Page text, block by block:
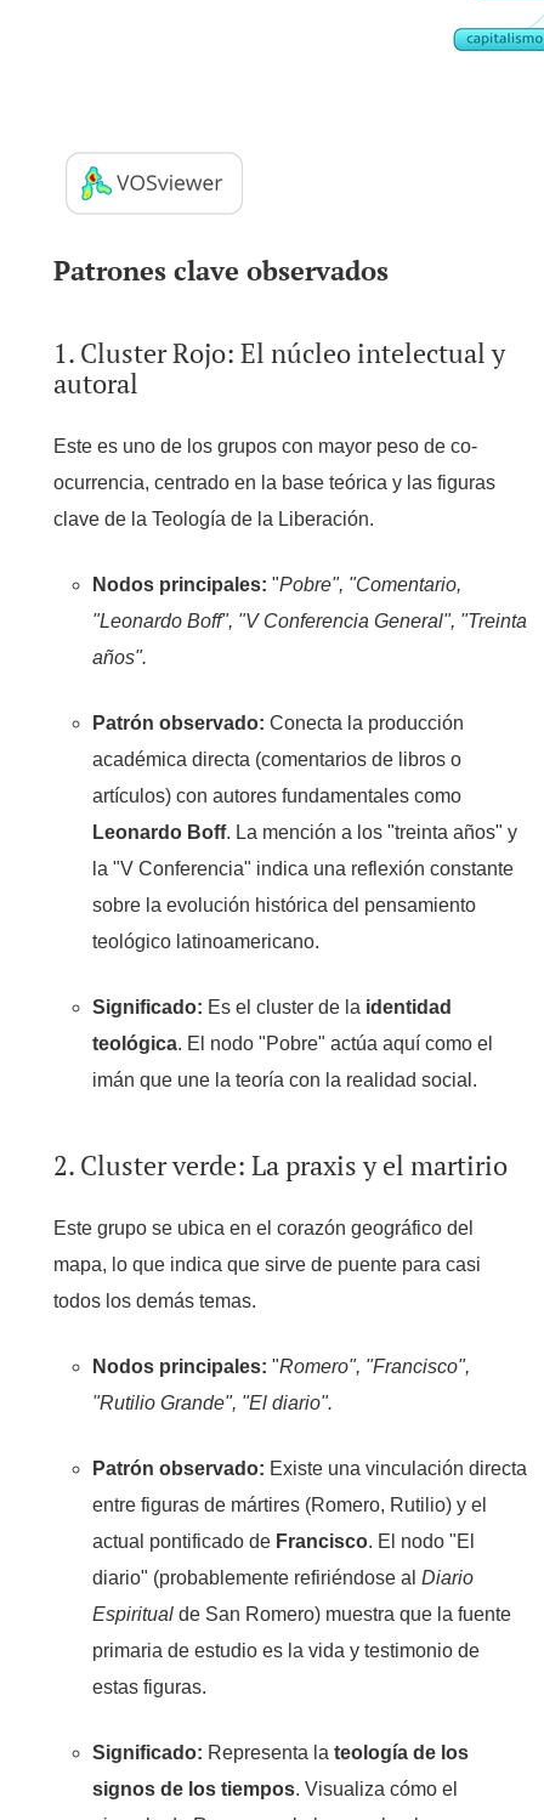
Patrones clave observados
1. Cluster Rojo: El núcleo intelectual y
autoral
Este es uno de los grupos con mayor peso de co-
ocurrencia, centrado en la base teórica y las figuras
clave de la Teología de la Liberación.
Nodos principales: "Pobre", "Comentario,
"Leonardo Boff", "V Conferencia General", "Treinta
años".
Patrón observado: Conecta la producción
académica directa (comentarios de libros o
artículos) con autores fundamentales como
Leonardo Boff. La mención a los "treinta años" y
la "V Conferencia" indica una reflexión constante
sobre la evolución histórica del pensamiento
teológico latinoamericano.
Significado: Es el cluster de la identidad
teológica. El nodo "Pobre" actúa aquí como el
imán que une la teoría con la realidad social.
2. Cluster verde: La praxis y el martirio
Este grupo se ubica en el corazón geográfico del
mapa, lo que indica que sirve de puente para casi
todos los demás temas.
Nodos principales: "Romero", "Francisco",
"Rutilio Grande", "El diario".
Patrón observado: Existe una vinculación directa
entre figuras de mártires (Romero, Rutilio) y el
actual pontificado de Francisco. El nodo "El
diario" (probablemente refiriéndose al Diario
Espiritual de San Romero) muestra que la fuente
primaria de estudio es la vida y testimonio de
estas figuras.
Significado: Representa la teología de los
signos de los tiempos. Visualiza cómo el